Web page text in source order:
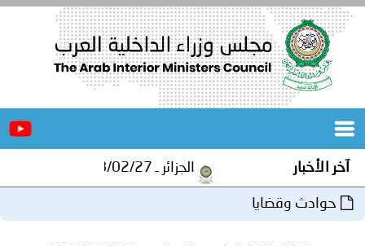
الرئيسية
الجزائر ـ 1448/02/27هـ ــ الموافق 2026/08/10 م - مصالح أمن ولاية المنيعة تستقبل أشبال الهلال الاحمر الجزائري بالمنيعة..
وقضايا